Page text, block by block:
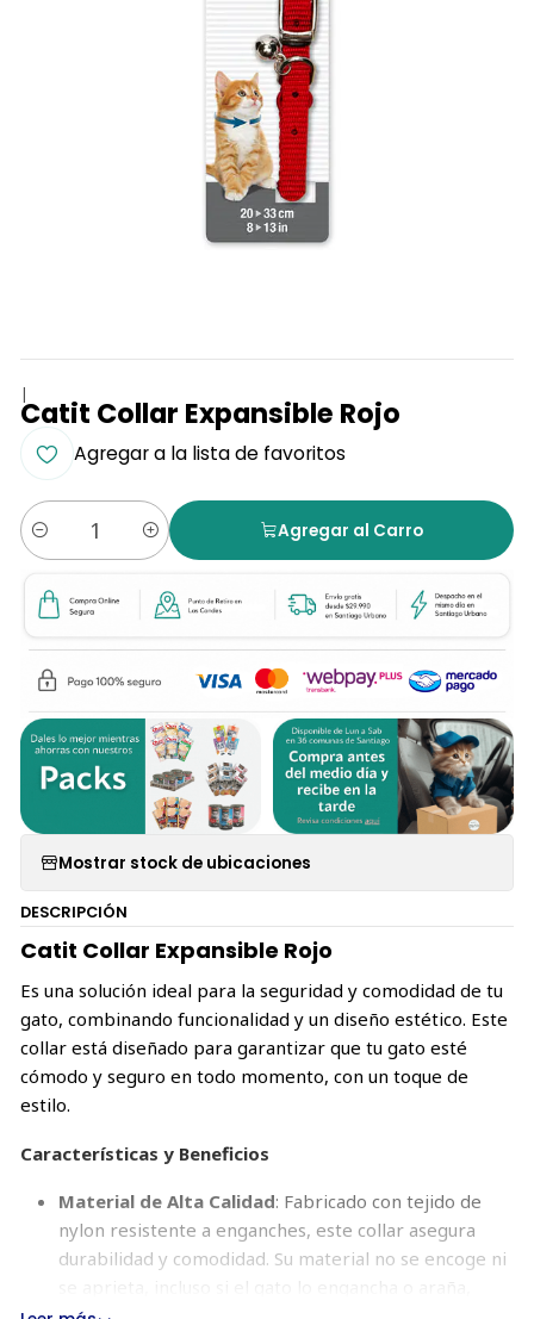
|
Catit Collar Expansible Rojo
Agregar a la lista de favoritos
Cantidad
Agregar al Carro
Mostrar stock de ubicaciones
DESCRIPCIÓN
Catit Collar Expansible Rojo
Es una solución ideal para la seguridad y comodidad de tu
gato, combinando funcionalidad y un diseño estético. Este
collar está diseñado para garantizar que tu gato esté
cómodo y seguro en todo momento, con un toque de
estilo.
Características y Beneficios
Material de Alta Calidad: Fabricado con tejido de
nylon resistente a enganches, este collar asegura
durabilidad y comodidad. Su material no se encoge ni